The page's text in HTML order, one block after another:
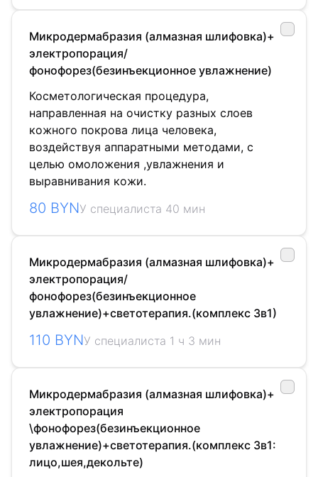
Микродермабразия (алмазная шлифовка)+
электропорация/
фонофорез(безинъекционное увлажнение)
Косметологическая процедура,
направленная на очистку разных слоев
кожного покрова лица человека,
воздействуя аппаратными методами, с
целью омоложения ,увлажнения и
выравнивания кожи.
80 BYNУ специалиста 40 мин
Микродермабразия (алмазная шлифовка)+
электропорация/
фонофорез(безинъекционное
увлажнение)+светотерапия.(комплекс 3в1)
110 BYNУ специалиста 1 ч 3 мин
Микродермабразия (алмазная шлифовка)+
электропорация
\фонофорез(безинъекционное
увлажнение)+светотерапия.(комплекс 3в1:
лицо,шея,декольте)